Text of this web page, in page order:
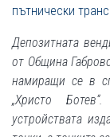
пътнически
Депозитната
от Община
намиращи се в
„Христо
устройствата